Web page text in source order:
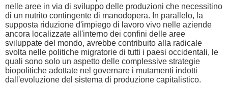
nelle aree in via di sviluppo delle produzioni che necessitino
di un nutrito contingente di manodopera. In parallelo, la
supposta riduzione d'impiego di lavoro vivo nelle aziende
ancora localizzate all'interno dei confini delle aree
sviluppate del mondo, avrebbe contribuito alla radicale
svolta nelle politiche migratorie di tutti i paesi occidentali, le
quali sono solo un aspetto delle complessive strategie
biopolitiche adottate nel governare i mutamenti indotti
dall'evoluzione del sistema di produzione capitalistico.